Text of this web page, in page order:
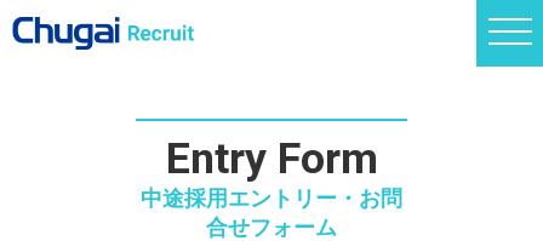
Entry Form
中途採用エントリー・お問
合せフォーム